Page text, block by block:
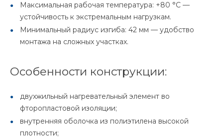
Максимальная рабочая температура: +80 °C —
устойчивость к экстремальным нагрузкам.
Минимальный радиус изгиба: 42 мм — удобство
монтажа на сложных участках.
Особенности конструкции:
двухжильный нагревательный элемент во
фторопластовой изоляции;
внутренняя оболочка из полиэтилена высокой
плотности;